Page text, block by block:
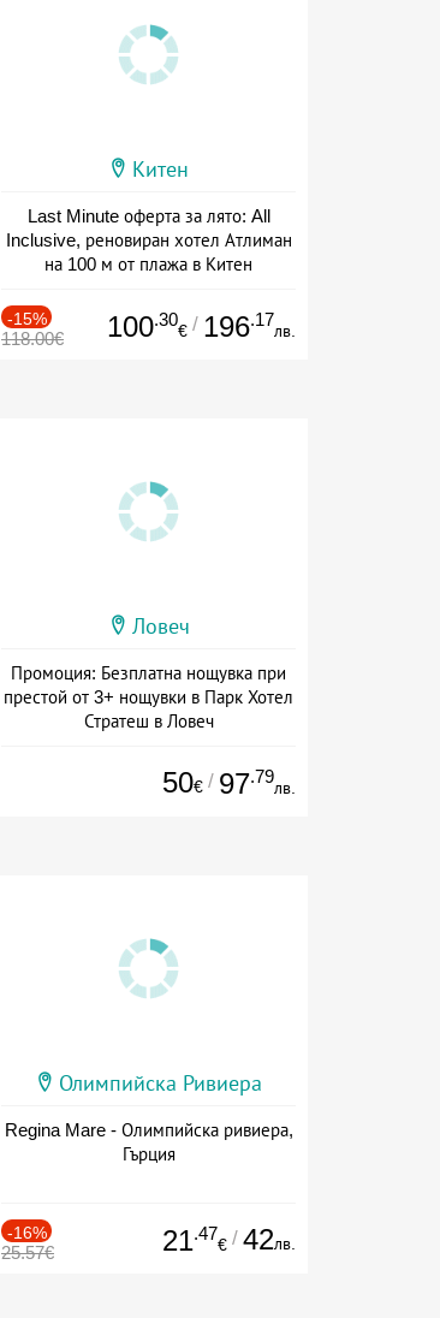
Китен
Last Minute оферта за лято: All
Inclusive, реновиран хотел Атлиман
на 100 м от плажа в Китен
-15%
118.00€ 100.30
€ / 196.17
лв.
Ловеч
Промоция: Безплатна нощувка при
престой от 3+ нощувки в Парк Хотел
Стратеш в Ловеч
50€ / 97.79
лв.
Олимпийска Ривиера
Regina Mare - Олимпийска ривиера,
Гърция
-16%
25.57€ 21.47
€ / 42лв.